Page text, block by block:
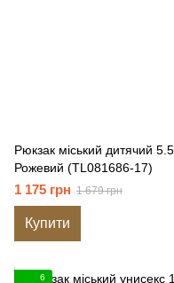
Рюкзак міський дитячий
Рожевий (TL081686-17)
1 175 грн 1 679 грн
Купити
6